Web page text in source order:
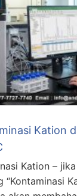
Kation
Kation –
“Kontaminasi